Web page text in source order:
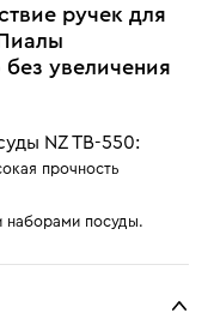
ручек для
увеличения
NZ TB-550:
прочность
наборами посуды.